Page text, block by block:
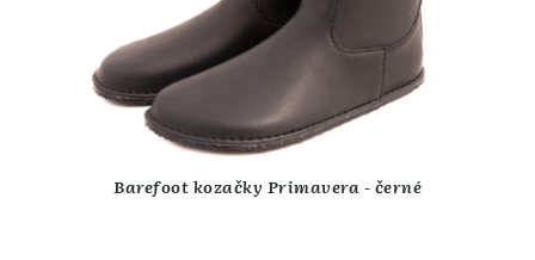
Barefoot kozačky Primavera - černé